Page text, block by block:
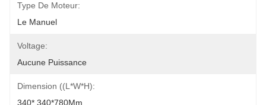
Type De Moteur:
Le Manuel
Voltage:
Aucune Puissance
Dimension ((L*W*H):
340* 340*780Mm